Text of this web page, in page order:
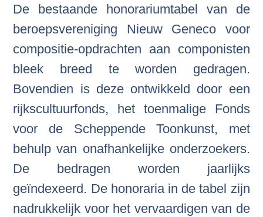
De bestaande honorariumtabel van de
beroepsvereniging Nieuw Geneco voor
compositie-opdrachten aan componisten
bleek breed te worden gedragen.
Bovendien is deze ontwikkeld door een
rijkscultuurfonds, het toenmalige Fonds
voor de Scheppende Toonkunst, met
behulp van onafhankelijke onderzoekers.
De bedragen worden jaarlijks
geïndexeerd. De honoraria in de tabel zijn
nadrukkelijk voor het vervaardigen van de